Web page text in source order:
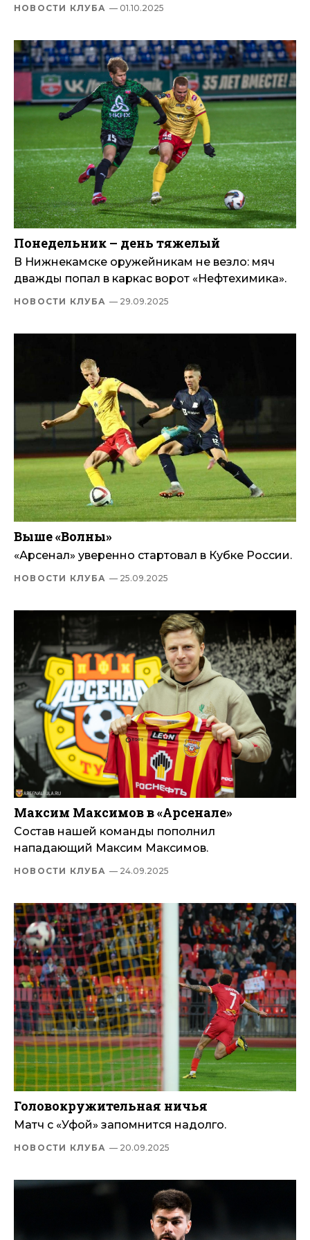
НОВОСТИ КЛУБА — 01.10.2025
Понедельник – день тяжелый
В Нижнекамске оружейникам не везло: мяч
дважды попал в каркас ворот «Нефтехимика».
НОВОСТИ КЛУБА — 29.09.2025
Выше «Волны»
«Арсенал» уверенно стартовал в Кубке России.
НОВОСТИ КЛУБА — 25.09.2025
Максим Максимов в «Арсенале»
Состав нашей команды пополнил
нападающий Максим Максимов.
НОВОСТИ КЛУБА — 24.09.2025
Головокружительная ничья
Матч с «Уфой» запомнится надолго.
НОВОСТИ КЛУБА — 20.09.2025